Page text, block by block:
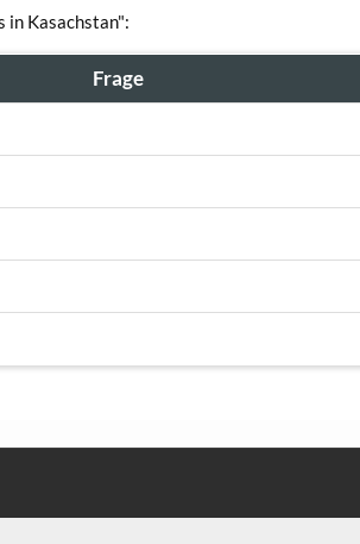
in Kasachstan":
Frage